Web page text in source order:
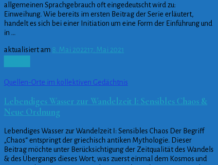
allgemeinen Sprachgebrauch oft eingedeutscht wird zu:
Einweihung. Wie bereits im ersten Beitrag der Serie erläutert,
handelt es sich bei einer Initiation um eine Form der Einführung und
in …
aktualisiert am 8. Mai 202217. Mai 2021
Quellen-Orte im kollektiven Gedächtnis
Lebendiges Wasser zur Wandelzeit I: Sensibles Chaos &
Neue Ordnung
Lebendiges Wasser zur Wandelzeit I: Sensibles Chaos Der Begriff
„Chaos“ entspringt der griechisch antiken Mythologie. Dieser
Beitrag möchte unter Berücksichtigung der Zeitqualität des Wandels
& des Übergangs dieses Wort, was zuerst einmal dem Kosmos und